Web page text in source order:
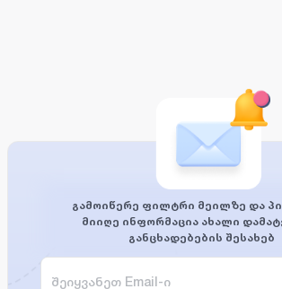
გამოიწერე ფილტრი მეილზე და
მიიღე ინფორმაცია ახალი
განცხადებების შესახებ